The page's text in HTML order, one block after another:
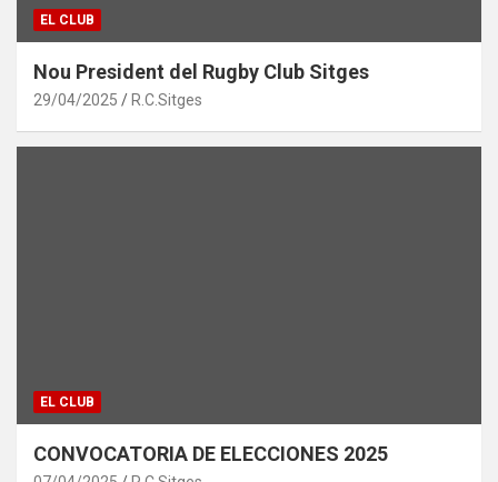
EL CLUB
Nou President del Rugby Club Sitges
29/04/2025 R.C.Sitges
EL CLUB
CONVOCATORIA DE ELECCIONES 2025